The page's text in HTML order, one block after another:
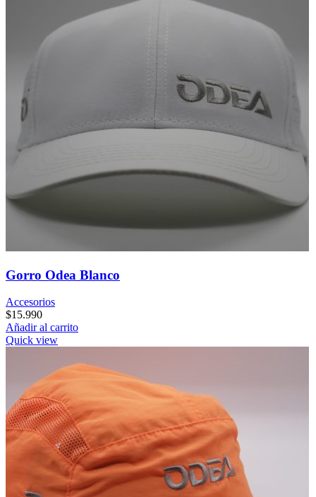
Gorro Odea Blanco
Accesorios
$15.990
Añadir al carrito
Quick view